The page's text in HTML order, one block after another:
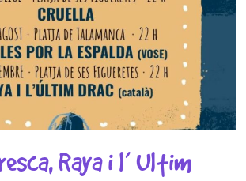
Raya i l’ Ultim